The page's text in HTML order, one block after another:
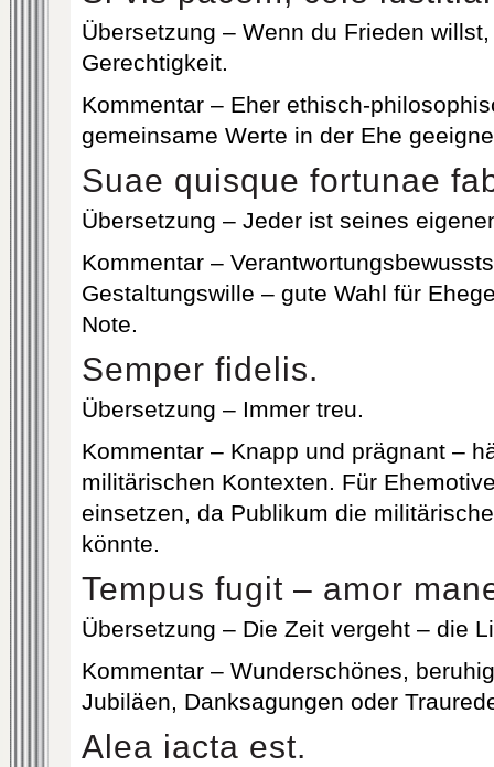
Übersetzung – Wenn du Frieden
Gerechtigkeit.
Kommentar – Eher ethisch-
gemeinsame Werte in der Ehe
Suae quisque fortunae
Übersetzung – Jeder ist seines
Kommentar –
Gestaltungswille – gute Wahl für
Note.
Semper fidelis.
Übersetzung – Immer treu.
Kommentar – Knapp und prägnant –
militärischen Kontexten. Für
einsetzen, da Publikum die
könnte.
Tempus fugit – amor
Übersetzung – Die Zeit vergeht – die
Kommentar – Wunderschönes,
Jubiläen, Danksagungen oder
Alea iacta est.